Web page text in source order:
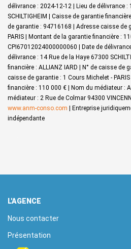
délivrance : 2024-12-12 | Lieu de délivrance :
SCHILTIGHEIM | Caisse de garantie
de garantie : 94716168 | Adresse caisse de
PARIS | Montant de la garantie financière :
CPI67012024000000060 | Date de
délivrance : 14 Rue de la Haye 67300
financière : ALLIANZ IARD | N° de caisse de
caisse de garantie : 1 Cours Michelet -
financière : 110 000 € | Nom du médiateur :
médiateur : 2 Rue de Colmar 94300
www.anm-conso.com | Entreprise
indépendante
L'AGENCE
Nous contacter
Présentation